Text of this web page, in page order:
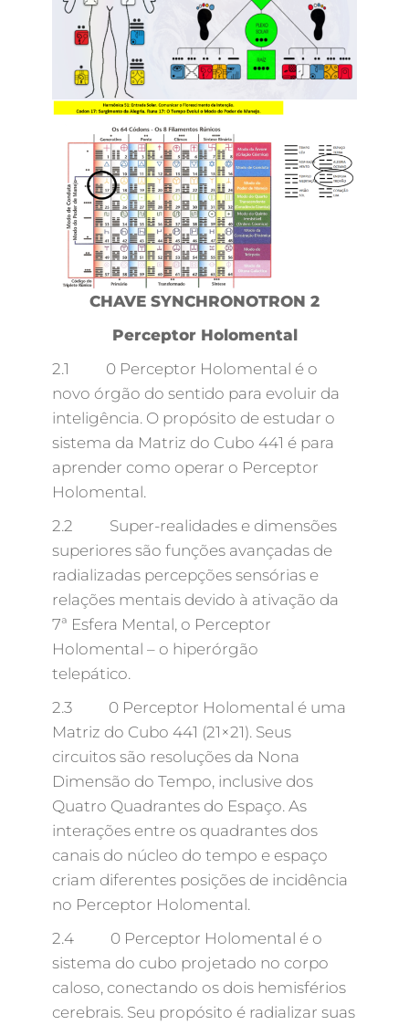
CHAVE SYNCHRONOTRON 2
Perceptor Holomental
2.1 0 Perceptor Holomental é o
novo órgão do sentido para evoluir da
inteligência. O propósito de estudar o
sistema da Matriz do Cubo 441 é para
aprender como operar o Perceptor
Holomental.
2.2 Super-realidades e dimensões
superiores são funções avançadas de
radializadas percepções sensórias e
relações mentais devido à ativação da
7ª Esfera Mental, o Perceptor
Holomental – o hiperórgão
telepático.
2.3 0 Perceptor Holomental é uma
Matriz do Cubo 441 (21×21). Seus
circuitos são resoluções da Nona
Dimensão do Tempo, inclusive dos
Quatro Quadrantes do Espaço. As
interações entre os quadrantes dos
canais do núcleo do tempo e espaço
criam diferentes posições de incidência
no Perceptor Holomental.
2.4 0 Perceptor Holomental é o
sistema do cubo projetado no corpo
caloso, conectando os dois hemisférios
cerebrais. Seu propósito é radializar suas